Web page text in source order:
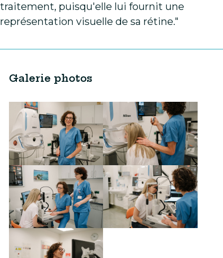
traitement, puisqu'elle lui fournit une
représentation visuelle de sa rétine."
Galerie photos